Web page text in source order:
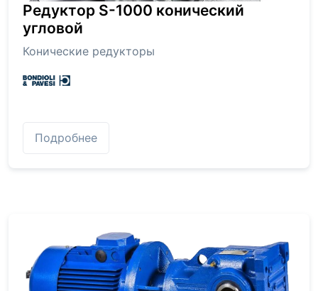
Редуктор S-1000 конический
угловой
Конические редукторы
Подробнее